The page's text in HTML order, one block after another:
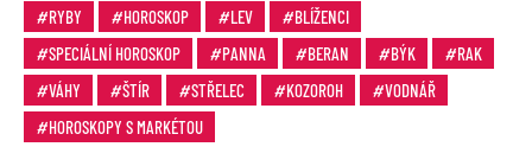
RYBY HOROSKOP LEV
BLÍŽENCI
SPECIÁLNÍ HOROSKOP
PANNA BERAN BÝK
RAK
VÁHY
ŠTÍR STŘELEC KOZOROH
VODNÁŘ
HOROSKOPY S MARKÉTOU